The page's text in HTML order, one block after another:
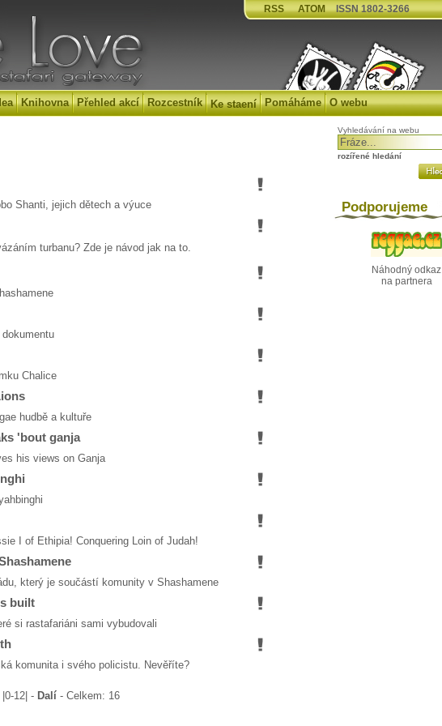
RSS ATOM ISSN 1802-3266
Knihovna Přehled akcí Rozcestník Ke staení Pomáháme O webu
Shanti, jejich dětech a výuce
turbanu? Zde je návod jak na to.
Chalice
hudbě a kultuře
'bout ganja
his views on Ganja
I of Ethipia! Conquering Loin of Judah!
který je součástí komunity v Shashamene
built
si rastafariáni sami vybudovali
komunita i svého policistu. Nevěříte?
|0-12| - Dalí - Celkem: 16
Vyhledávání na webu
rozířené hledání
Podporujeme
Náhodný odkaz
na partnera